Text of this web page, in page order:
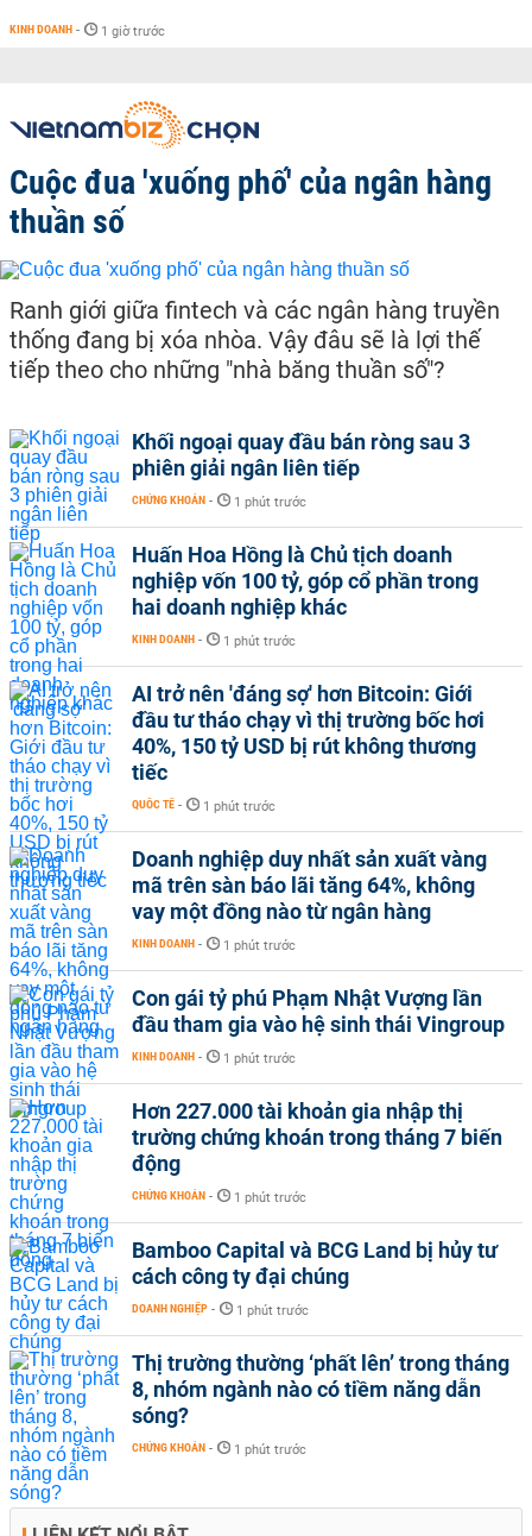
KINH DOANH - 1 giờ trước
Cuộc đua 'xuống phố' của ngân hàng
thuần số
Ranh giới giữa fintech và các ngân hàng truyền
thống đang bị xóa nhòa. Vậy đâu sẽ là lợi thế
tiếp theo cho những "nhà băng thuần số"?
Khối ngoại quay đầu bán ròng sau 3
phiên giải ngân liên tiếp
CHỨNG KHOÁN - 1 phút trước
Huấn Hoa Hồng là Chủ tịch doanh
nghiệp vốn 100 tỷ, góp cổ phần trong
hai doanh nghiệp khác
KINH DOANH - 1 phút trước
AI trở nên 'đáng sợ' hơn Bitcoin: Giới
đầu tư tháo chạy vì thị trường bốc hơi
40%, 150 tỷ USD bị rút không thương
tiếc
QUỐC TẾ - 1 phút trước
Doanh nghiệp duy nhất sản xuất vàng
mã trên sàn báo lãi tăng 64%, không
vay một đồng nào từ ngân hàng
KINH DOANH - 1 phút trước
Con gái tỷ phú Phạm Nhật Vượng lần
đầu tham gia vào hệ sinh thái Vingroup
KINH DOANH - 1 phút trước
Hơn 227.000 tài khoản gia nhập thị
trường chứng khoán trong tháng 7 biến
động
CHỨNG KHOÁN - 1 phút trước
Bamboo Capital và BCG Land bị hủy tư
cách công ty đại chúng
DOANH NGHIỆP - 1 phút trước
Thị trường thường ‘phất lên’ trong tháng
8, nhóm ngành nào có tiềm năng dẫn
sóng?
CHỨNG KHOÁN - 1 phút trước